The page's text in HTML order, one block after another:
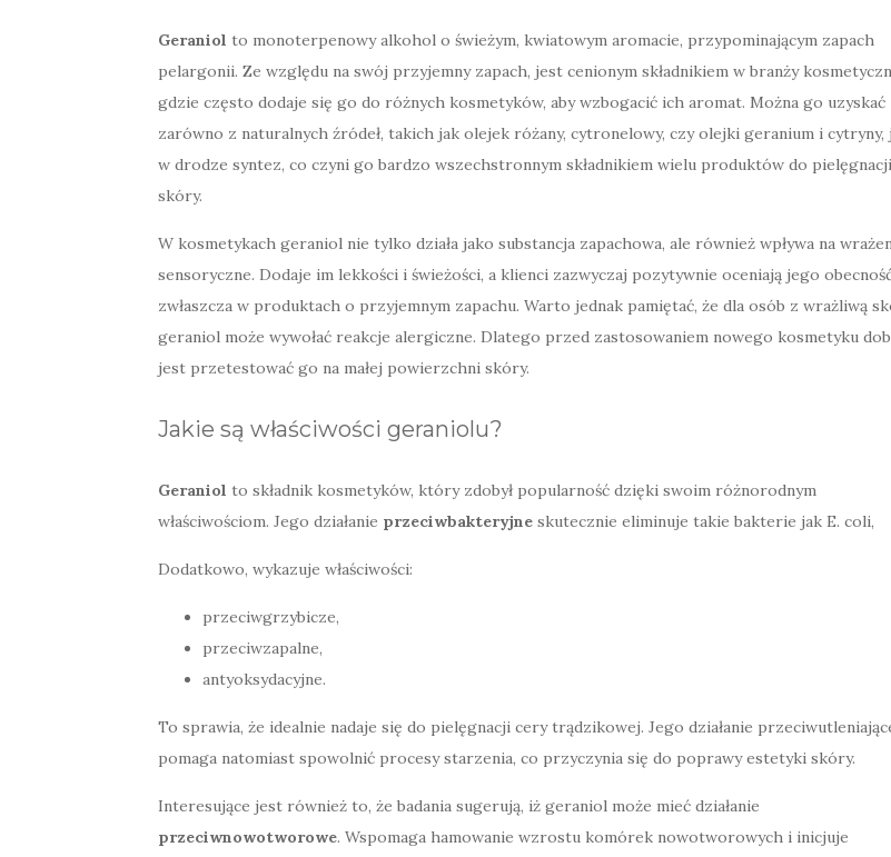
Geraniol to monoterpenowy alkohol o świeżym, kwiatowym aromacie, przypominającym zapach
pelargonii. Ze względu na swój przyjemny zapach, jest cenionym składnikiem w branży
gdzie często dodaje się go do różnych kosmetyków, aby wzbogacić ich aromat. Można go uzyskać
zarówno z naturalnych źródeł, takich jak olejek różany, cytronelowy, czy olejki geranium i cytryny,
w drodze syntez, co czyni go bardzo wszechstronnym składnikiem wielu produktów do pielęgnacji
skóry.
W kosmetykach geraniol nie tylko działa jako substancja zapachowa, ale również wpływa na
sensoryczne. Dodaje im lekkości i świeżości, a klienci zazwyczaj pozytywnie oceniają jego
zwłaszcza w produktach o przyjemnym zapachu. Warto jednak pamiętać, że dla osób z wrażliwą
geraniol może wywołać reakcje alergiczne. Dlatego przed zastosowaniem nowego kosmetyku
jest przetestować go na małej powierzchni skóry.
Jakie są właściwości geraniolu?
Geraniol to składnik kosmetyków, który zdobył popularność dzięki swoim różnorodnym
właściwościom. Jego działanie przeciwbakteryjne skutecznie eliminuje takie bakterie jak E. coli,
Dodatkowo, wykazuje właściwości:
przeciwgrzybicze,
przeciwzapalne,
antyoksydacyjne.
To sprawia, że idealnie nadaje się do pielęgnacji cery trądzikowej. Jego działanie
pomaga natomiast spowolnić procesy starzenia, co przyczynia się do poprawy estetyki skóry.
Interesujące jest również to, że badania sugerują, iż geraniol może mieć działanie
przeciwnowotworowe. Wspomaga hamowanie wzrostu komórek nowotworowych i inicjuje